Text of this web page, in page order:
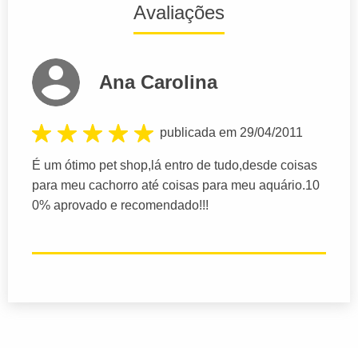
Avaliações
Ana Carolina
publicada em 29/04/2011
É um ótimo pet shop,lá entro de tudo,desde coisas
para meu cachorro até coisas para meu aquário.10
0% aprovado e recomendado!!!